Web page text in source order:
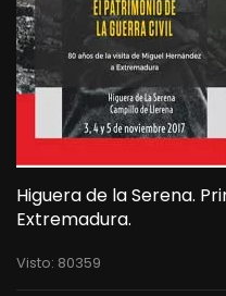
Higuera de la Serena.
Extremadura.
Visto: 80359